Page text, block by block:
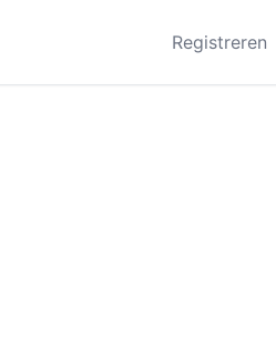
Registreren